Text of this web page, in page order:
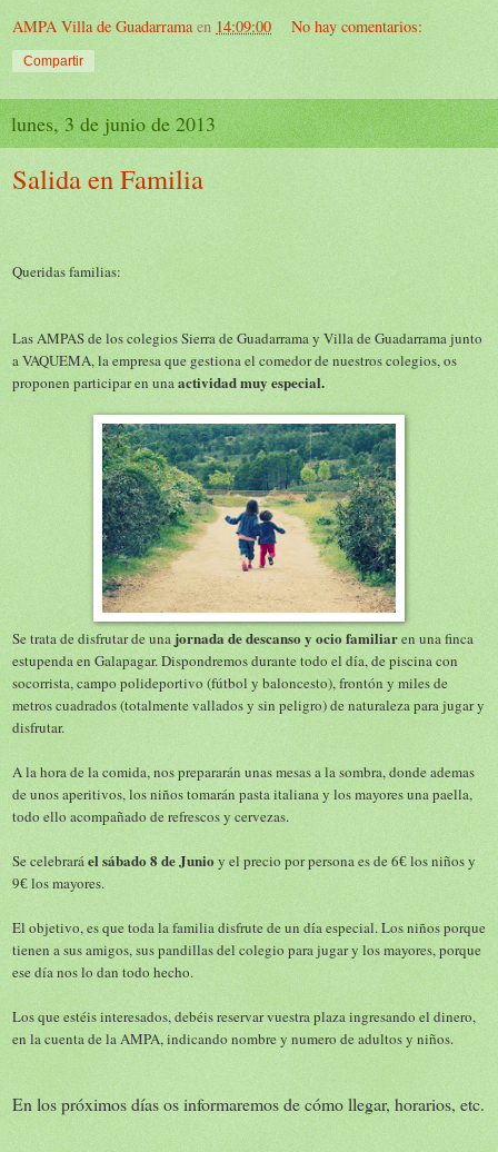
AMPA Villa de Guadarrama en 14:09:00 No hay comentarios:
Compartir
lunes, 3 de junio de 2013
Salida en Familia
Queridas familias:
Las AMPAS de los colegios Sierra de Guadarrama y Villa de Guadarrama junto
a VAQUEMA, la empresa que gestiona el comedor de nuestros colegios, os
proponen participar en unaactividad muy especial.
Se trata de disfrutar de una jornada de descanso y ocio familiaren una finca
estupenda en Galapagar. Dispondremos durante todo el día, de piscina con
socorrista, campo polideportivo (fútbol y baloncesto), frontón y miles de
metros cuadrados (totalmente vallados y sin peligro) de naturaleza para jugar y
disfrutar.
A la hora de la comida, nos prepararán unas mesas a la sombra, donde ademas
de unos aperitivos, los niños tomarán pasta italiana y los mayores una paella,
todo ello acompañado de refrescos y cervezas.
Se celebraráel sábado 8 de Junio y el precio por persona es de 6€ los niños y
9€ los mayores.
El objetivo, es que toda la familia disfrute de un día especial. Los niños porque
tienen a sus amigos, sus pandillas del colegio para jugar y los mayores, porque
ese día nos lo dan todo hecho.
Los que estéis interesados, debéis reservar vuestra plaza ingresando el dinero,
en la cuenta de la AMPA, indicando nombre y numero de adultos y niños.
En los próximos días os informaremos de cómo llegar, horarios, etc.